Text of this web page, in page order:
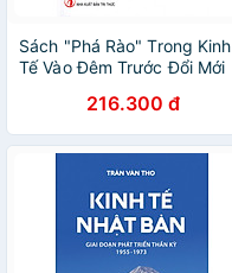
Sách "Phá Rào" Trong Kinh
Tế Vào Đêm Trước Đổi Mới
216.300 đ